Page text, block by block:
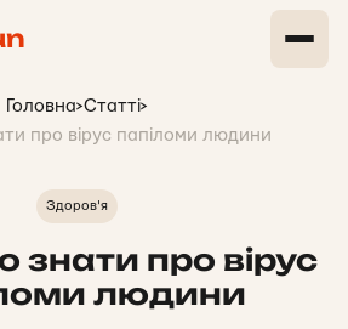
Головна>Статті>
про вірус папіломи людини
Здоров'я
знати про вірус
людини